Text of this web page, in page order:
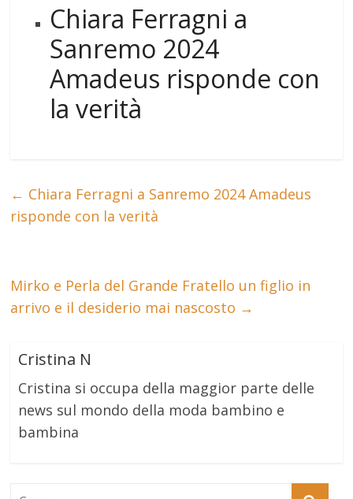
Chiara Ferragni a
Sanremo 2024
Amadeus risponde con
la verità
← Chiara Ferragni a Sanremo 2024 Amadeus
risponde con la verità
Mirko e Perla del Grande Fratello un figlio in
arrivo e il desiderio mai nascosto →
Cristina N
Cristina si occupa della maggior parte delle
news sul mondo della moda bambino e
bambina